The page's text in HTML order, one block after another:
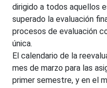
dirigido a todos aquellos
superado la evaluación
procesos de evaluación
única.
El calendario de la
mes de marzo para las
primer semestre, y en el